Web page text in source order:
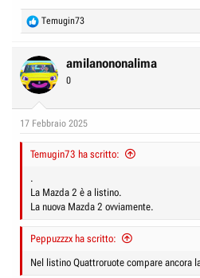
R
e
c
t
i
s
Temugin73
amilanononalima
0
17 Febbraio 2025
Temugin73 ha scritto:
.
La Mazda 2 è a listino.
La nuova Mazda 2 ovviamente.
Peppuzzzx ha scritto:
Nel listino Quattroruote compare ancora